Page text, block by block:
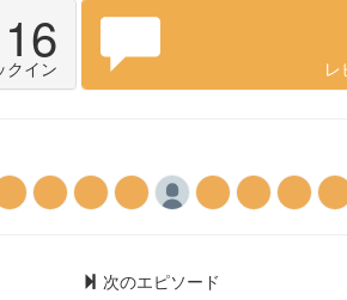
16
クイン レ
次のエピソード